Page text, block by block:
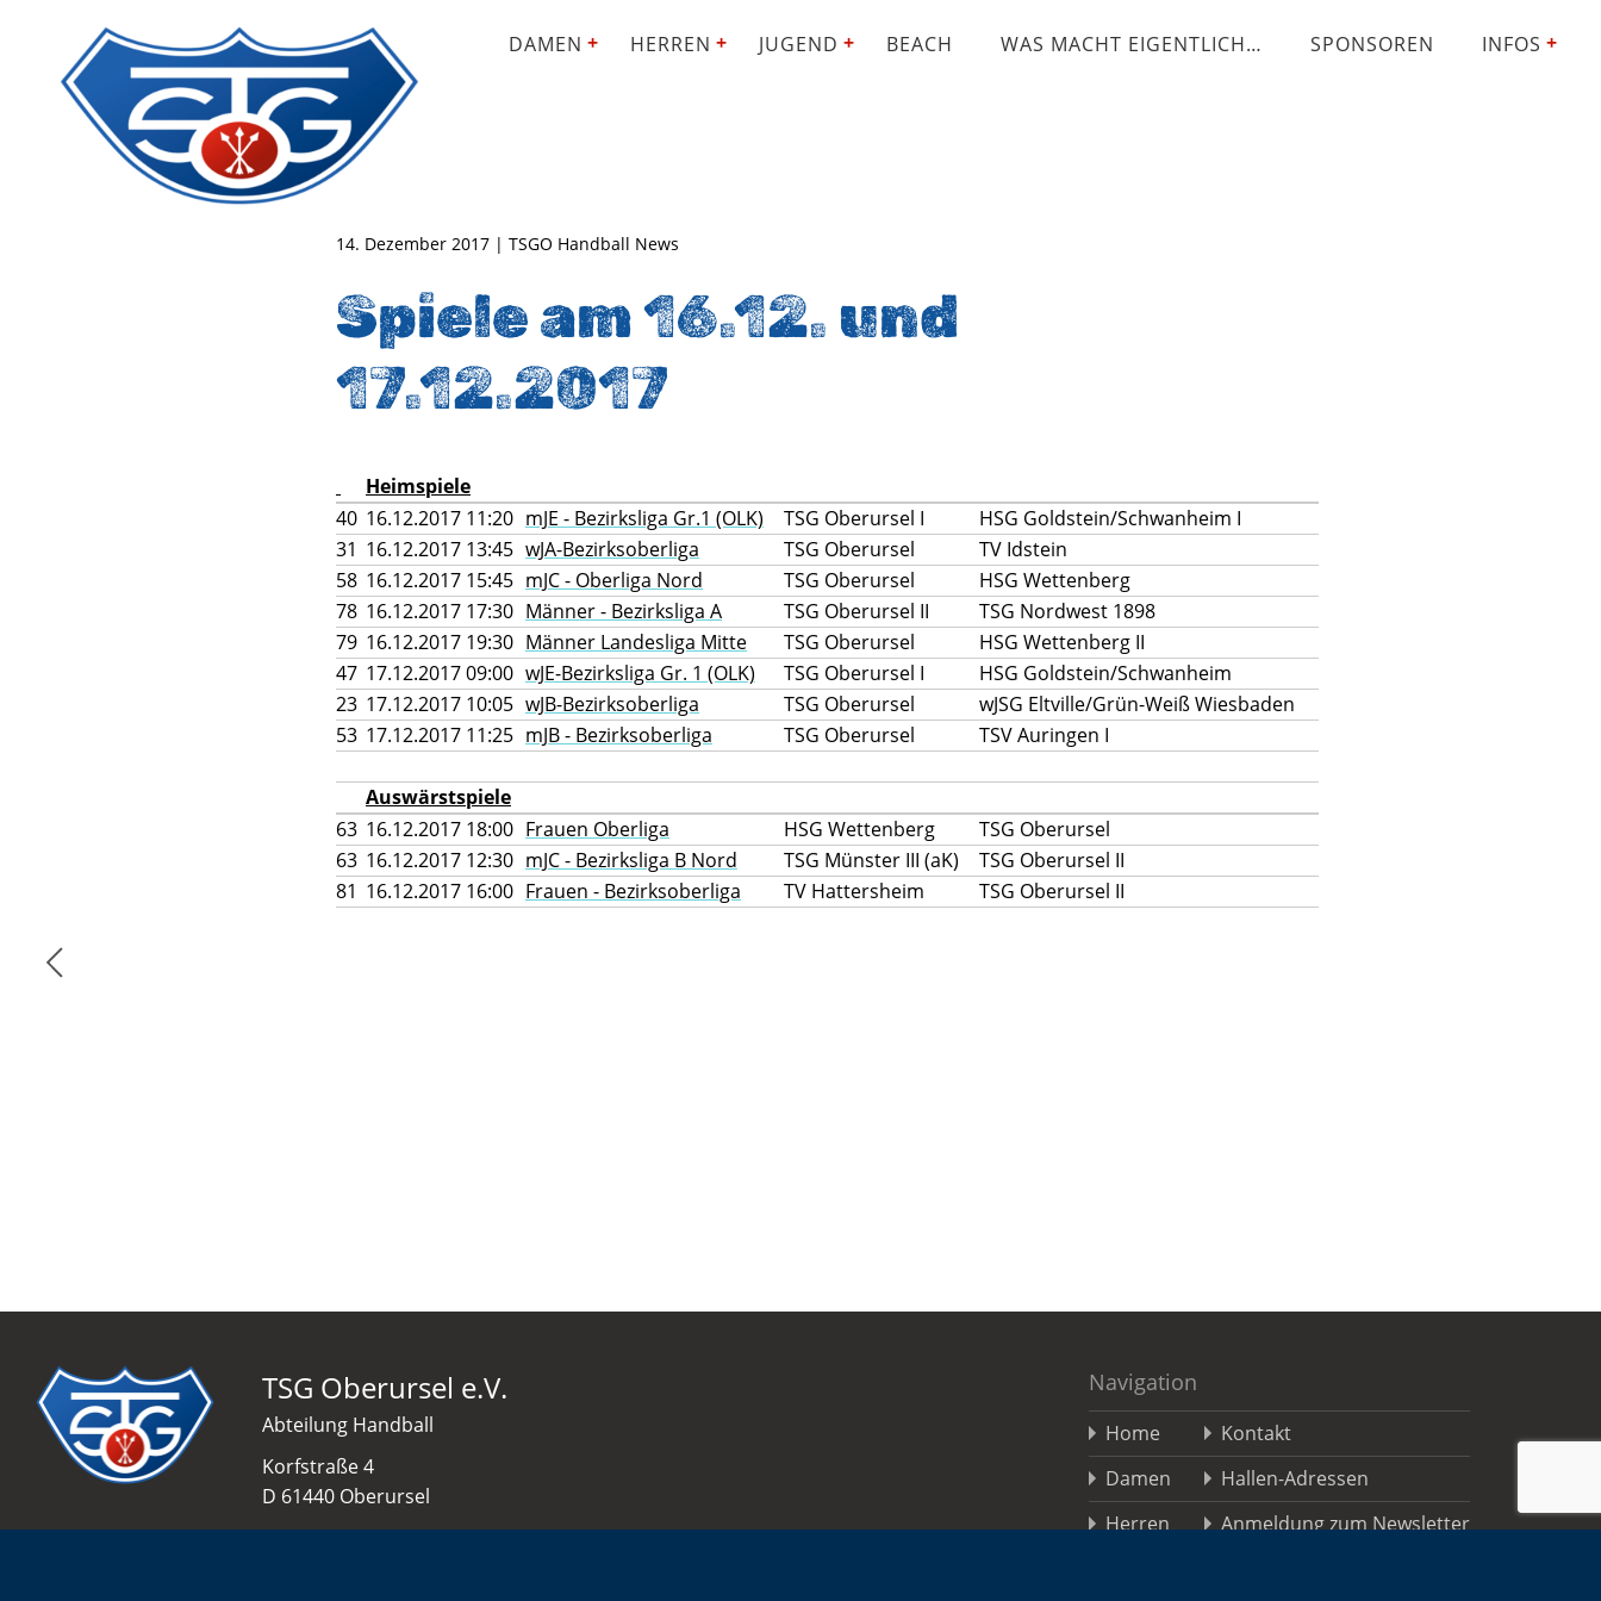
DAMEN HERREN JUGEND BEACH WAS MACHT EIGENTLICH… SPONSOREN INFOS
14. Dezember 2017 | TSGO Handball News
Spiele am 16.12. und
17.12.2017
Heimspiele
40 16.12.2017 11:20 mJE - Bezirksliga Gr.1 (OLK) TSG Oberursel I
HSG Goldstein/Schwanheim I
31 16.12.2017 13:45 wJA-Bezirksoberliga TSG Oberursel
TV Idstein
58 16.12.2017 15:45 mJC - Oberliga Nord TSG Oberursel
HSG Wettenberg
78 16.12.2017 17:30 Männer - Bezirksliga A TSG Oberursel II
TSG Nordwest 1898
79 16.12.2017 19:30 Männer Landesliga Mitte TSG Oberursel
HSG Wettenberg II
47 17.12.2017 09:00 wJE-Bezirksliga Gr. 1 (OLK) TSG Oberursel I
HSG Goldstein/Schwanheim
23 17.12.2017 10:05 wJB-Bezirksoberliga TSG Oberursel
wJSG Eltville/Grün-Weiß Wiesbaden
53 17.12.2017 11:25 mJB - Bezirksoberliga TSG Oberursel TSV Auringen I
Auswärstspiele
63 16.12.2017 18:00 Frauen Oberliga HSG Wettenberg
TSG Oberursel
63 16.12.2017 12:30 mJC - Bezirksliga B Nord TSG Münster III (aK)
TSG Oberursel II
81 16.12.2017 16:00 Frauen - Bezirksoberliga TV Hattersheim TSG Oberursel II
TSG Oberursel e.V.
Abteilung Handball
Korfstraße 4
D 61440 Oberursel
info@tsgo-handball.rocks
Navigation
Home
Damen
Herren
Kontakt
Hallen-Adressen
Anmeldung zum Newsletter